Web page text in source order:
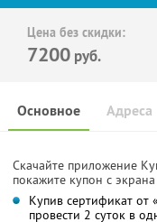
Цена без скидки:
7200 руб.
Основное Адреса
Скачайте приложение
покажите купон с
Купив сертификат от
провести 2 суток в